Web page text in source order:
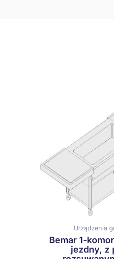
Urządzenia
Bemar 1-
jezdny, z